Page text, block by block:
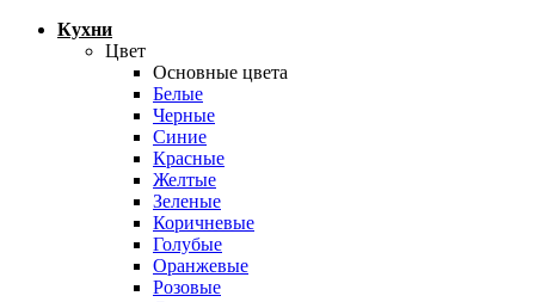
Кухни
Цвет
Основные цвета
Белые
Черные
Синие
Красные
Желтые
Зеленые
Коричневые
Голубые
Оранжевые
Розовые